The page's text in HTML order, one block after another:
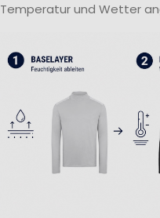
Temperatur und Wetter